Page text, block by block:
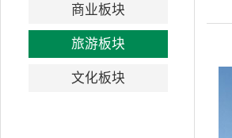
商业板块
旅游板块
文化板块